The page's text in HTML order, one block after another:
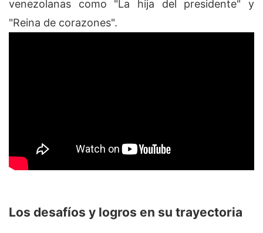
venezolanas como "La hija del presidente" y
"Reina de corazones".
Los desafíos y logros en su trayectoria